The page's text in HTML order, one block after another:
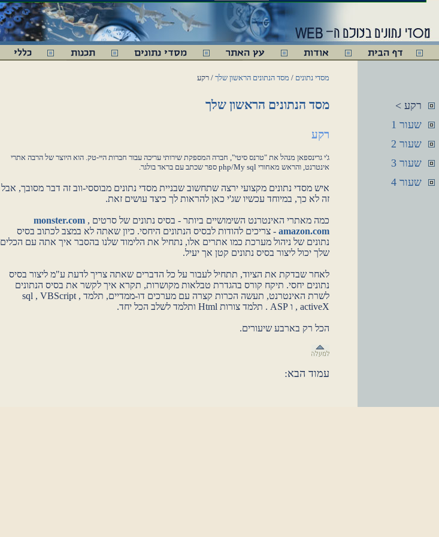
מסדי נתונים / מסד הנתונים הראשון שלך / רקע
מסד הנתונים הראשון שלך
רקע
ג'י גרינספאן מנהל את "טרנס סיטי", חברה המספקת שירותי עריכה עבור חברות היי-טק. הוא היוצר של הרבה אתרי
אינטרנט, והראש מאחורי php/My sql ספר שכתב עם בראד בולגר.
איש מסדי נתונים מקצועי ירצה שתחשוב שבניית מסדי נתונים מבוססי-ווב זה דבר מסובך, אבל
זה לא כך, במיוחד עכשיו שג'י כאן להראות לך כיצד עושים זאת.
כמה מאתרי האינטרנט השימושיים ביותר - בסיס נתונים של סרטים monster.com ,
amazon.com - צריכים להודות לבסיס הנתונים היחסי. כיון שאתה לא במצב לכתוב בסיס
נתונים של ניהול מערכת כמו אתרים אלו, נתחיל את הלימוד שלנו בהסבר איך אתה עם הכלים
שלך יכול ליצור בסיס נתונים קטן אך יעיל.
לאחר שבדקת את הציוד, תתחיל לעבור על כל הדברים שאתה צריך לדעת ע"מ ליצור בסיס
נתונים יחסי. תיקח קורס בהגדרת טבלאות מקושרות, תקרא איך לקשר את בסיס הנתונים
לשרת האינטרנט, תעשה הכרות קצרה עם מערכים דו-ממדיים, תלמד sql , VBScript ,
activeX , ו ASP . תלמד צורות Html ותלמד לשלב הכל יחד.
הכל רק בארבע שיעורים.
עמוד הבא:
רקע >
שעור 1
שעור 2
שעור 3
שעור 4